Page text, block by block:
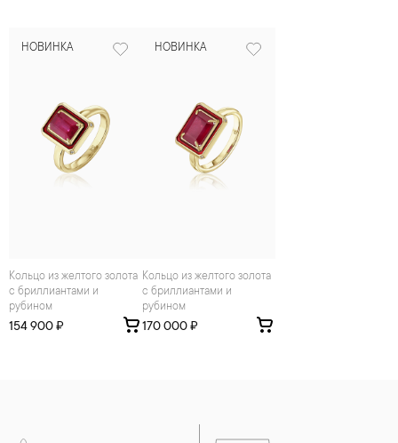
НОВИНКА
Кольцо из желтого золота
с бриллиантами и
рубином
154 900 ₽
НОВИНКА
Кольцо из желтого золота
с бриллиантами и
рубином
170 000 ₽